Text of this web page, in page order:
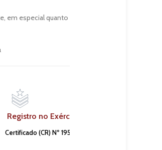
em especial quanto
Registro no Exército
Certificado (CR) Nº 195610